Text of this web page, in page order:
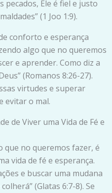
pecados, Ele é fiel e justo
(1 Joo 1:9).
conforto e esperança
algo que no queremos
e aprender. Como diz a
(Romanos 8:26-27).
virtudes e superar
evitar o mal.
de Viver uma Vida de Fé e
que no queremos fazer, é
vida de fé e esperança.
e buscar uma mudana
(Glatas 6:7-8). Se